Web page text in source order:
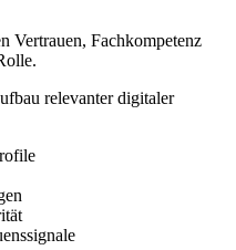
Vertrauen, Fachkompetenz
relevanter digitaler